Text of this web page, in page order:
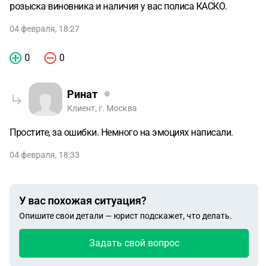
розыска виновника и наличия у вас полиса КАСКО.
04 февраля, 18:27
0 0
Ринат
Клиент, г. Москва
Простите, за ошибки. Немного на эмоциях написали.
04 февраля, 18:33
У вас похожая ситуация?
Опишите свои детали — юрист подскажет, что делать.
Задать свой вопрос